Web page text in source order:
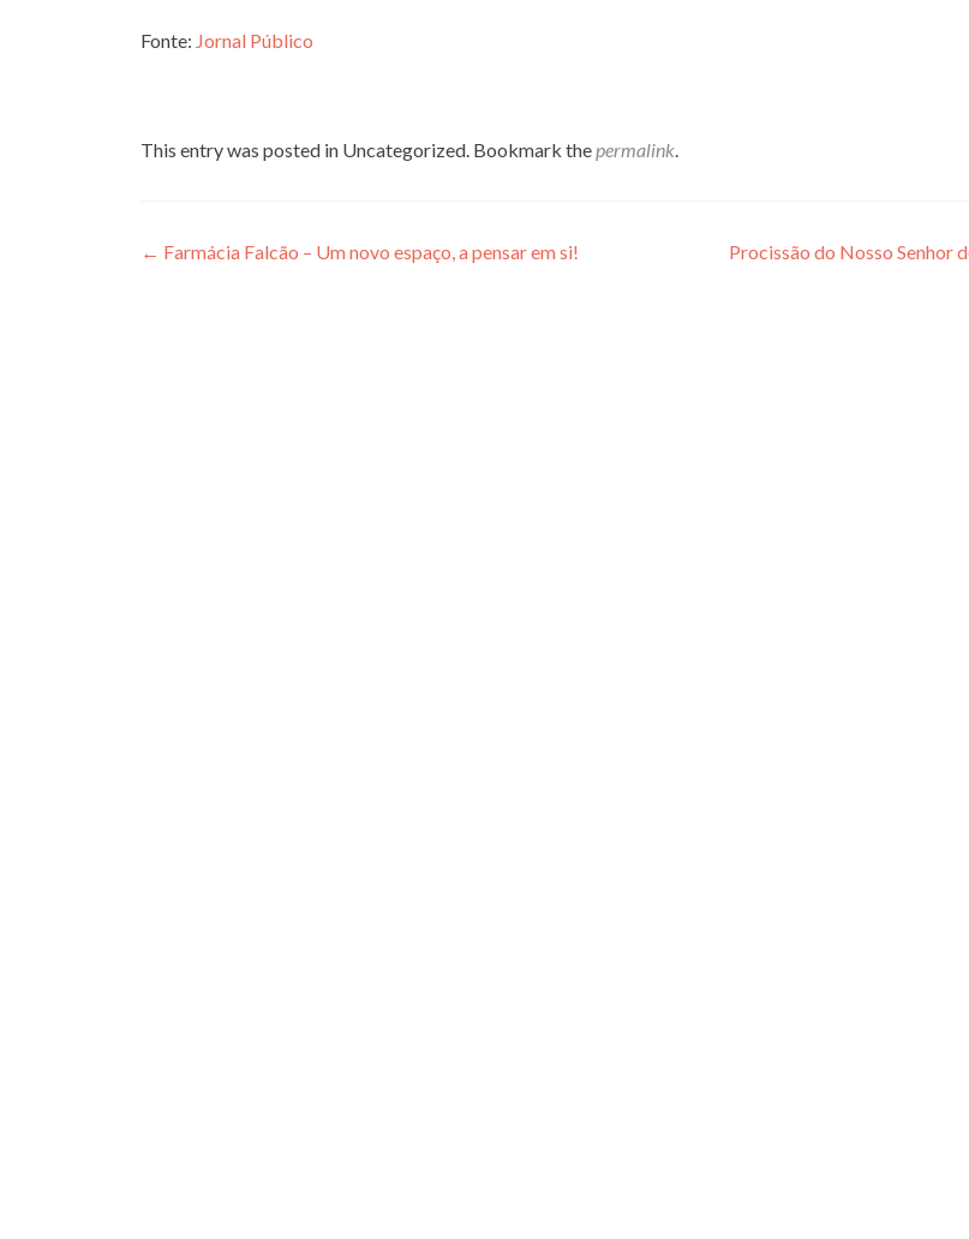
Fonte: Jornal Público
This entry was posted in Uncategorized. Bookmark thepermalink.
Post
← Farmácia Falcão – Um novo espaço, a pensar em si! Procissão do Nosso Senhor